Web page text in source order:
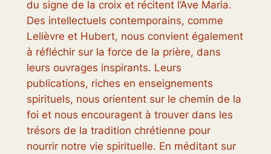
du signe de la croix et récitent l’Ave Maria.
Des intellectuels contemporains, comme
Lelièvre et Hubert, nous convient également
à réfléchir sur la force de la prière, dans
leurs ouvrages inspirants. Leurs
publications, riches en enseignements
spirituels, nous orientent sur le chemin de la
foi et nous encouragent à trouver dans les
trésors de la tradition chrétienne pour
nourrir notre vie spirituelle. En méditant sur